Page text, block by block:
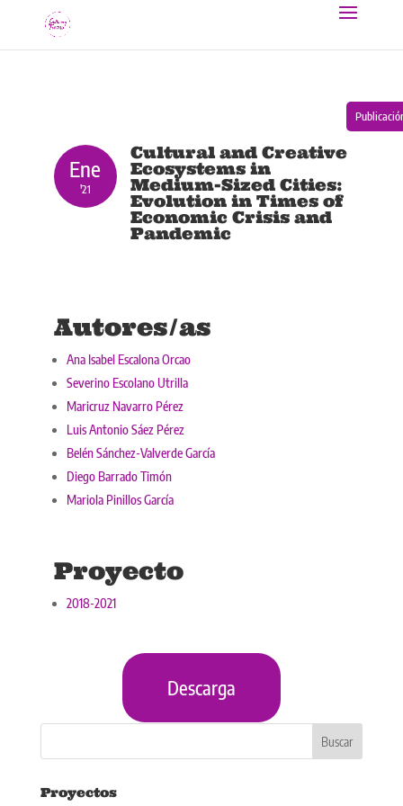
Ene
'21
Cultural and Creative
Ecosystems in
Medium-Sized Cities:
Evolution in Times of
Economic Crisis and
Pandemic
Autores/as
Ana Isabel Escalona Orcao
Severino Escolano Utrilla
Maricruz Navarro Pérez
Luis Antonio Sáez Pérez
Belén Sánchez-Valverde García
Diego Barrado Timón
Mariola Pinillos García
Proyecto
2018-2021
Descarga
Proyectos